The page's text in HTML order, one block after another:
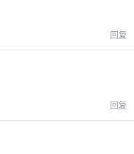
回复
回复